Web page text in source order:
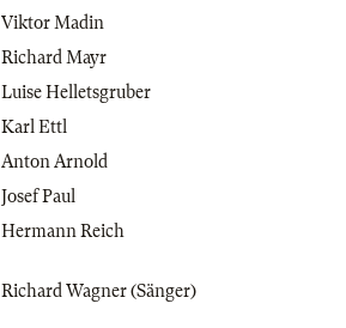
Viktor Madin
Richard Mayr
Luise Helletsgruber
Karl Ettl
Anton Arnold
Josef Paul
Hermann Reich
Richard Wagner (Sänger)